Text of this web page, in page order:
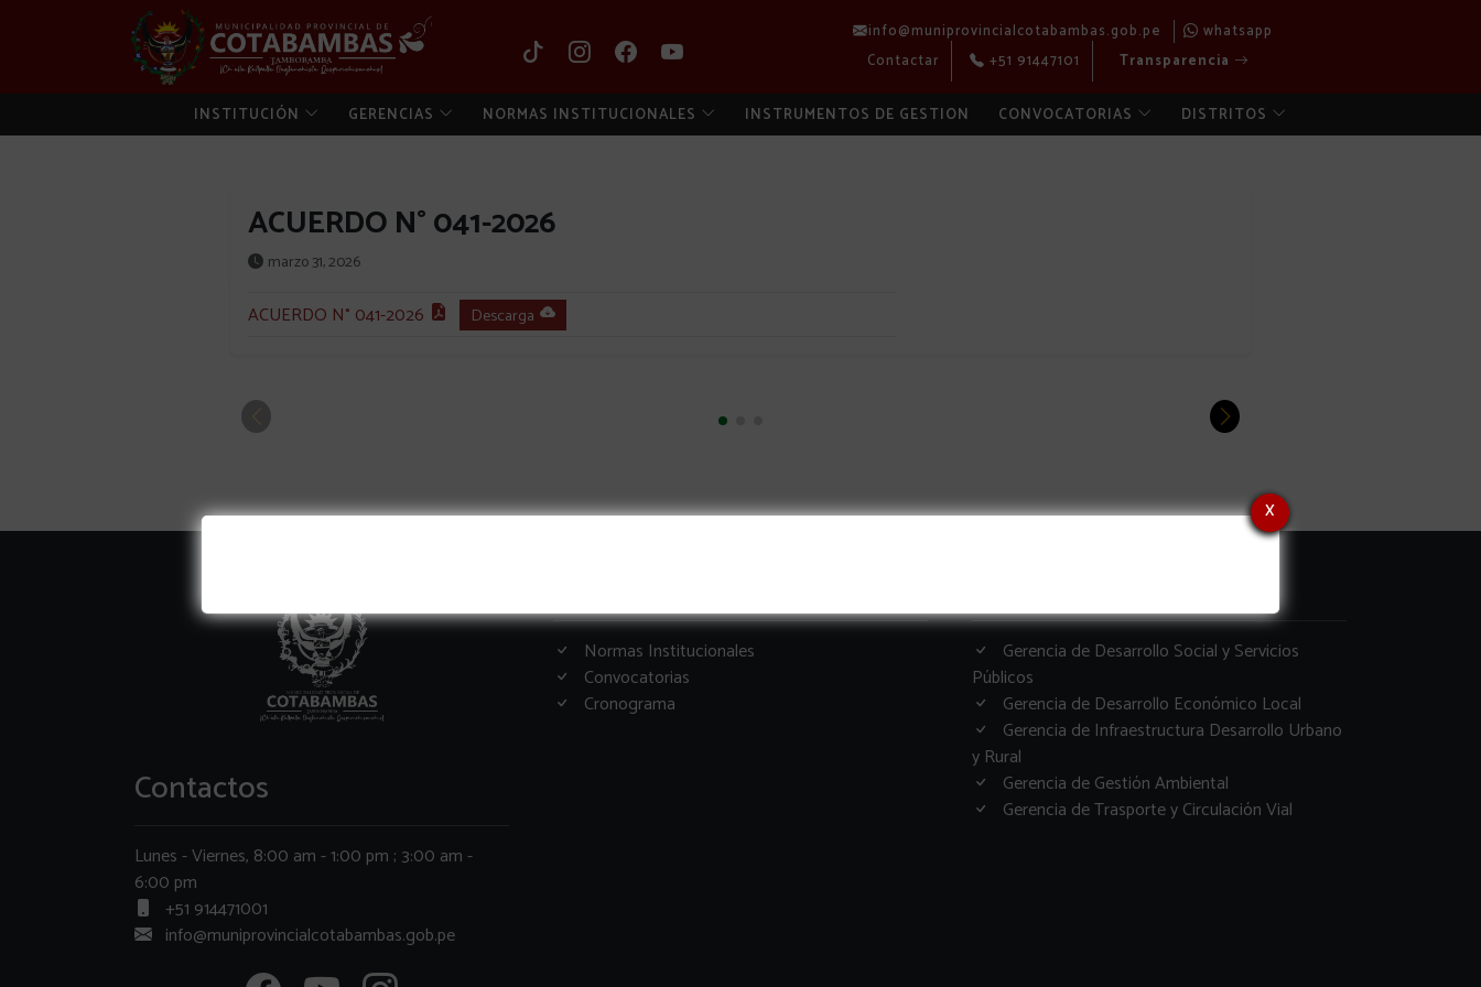
info@muniprovincialcotabambas.gob.pe
whatsapp
Contactar
+51 91447101 Transparencia
INSTITUCIÓN GERENCIAS NORMAS INSTITUCIONALES INSTRUMENTOS DE GESTION CONVOCATORIAS DISTRITOS
ACUERDO N° 041-2026
marzo 31, 2026
ACUERDO N° 041-2026 Descarga
x
Contactos
Lunes - Viernes, 8:00 am - 1:00 pm ; 3:00 am -
6:00 pm
+51 914471001
info@muniprovincialcotabambas.gob.pe
Normas Institucionales
Convocatorias
Cronograma
Gerencia de Desarrollo Social y Servicios
Públicos
Gerencia de Desarrollo Económico Local
Gerencia de Infraestructura Desarrollo Urbano
y Rural
Gerencia de Gestión Ambiental
Gerencia de Trasporte y Circulación Vial